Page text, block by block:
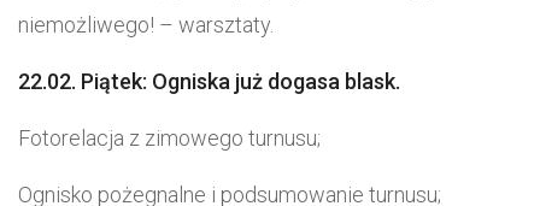
niemożliwego! – warsztaty.
22.02. Piątek: Ogniska już dogasa blask.
Fotorelacja z zimowego turnusu;
Ognisko pożegnalne i podsumowanie turnusu;